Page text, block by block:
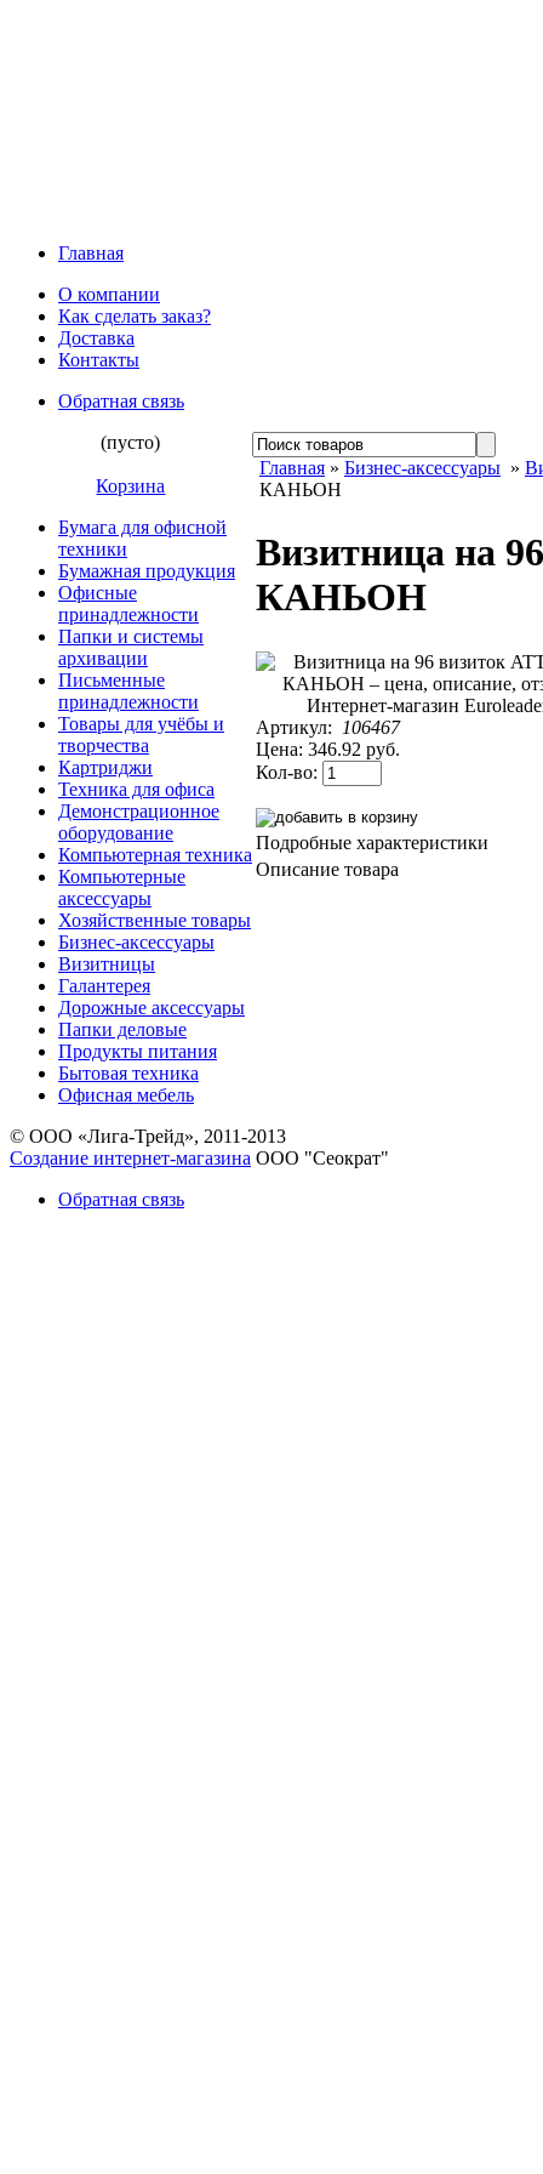
Главная
О компании
Как сделать заказ?
Доставка
Контакты
Обратная связь
(пусто)
Корзина
Бумага для офисной
техники
Бумажная продукция
Офисные
принадлежности
Папки и системы
архивации
Письменные
принадлежности
Товары для учёбы и
творчества
Картриджи
Техника для офиса
Демонстрационное
оборудование
Компьютерная техника
Компьютерные
аксессуары
Хозяйственные товары
Бизнес-аксессуары
Визитницы
Галантерея
Дорожные аксессуары
Папки деловые
Продукты питания
Бытовая техника
Офисная мебель
Главная » Бизнес-аксессуары »
КАНЬОН
Визитница на
КАНЬОН
Артикул:
106467
Цена: 346.92 руб.
Кол-во:
Подробные характеристики
Описание товара
© ООО «Лига-Трейд», 2011-2013
Создание интернет-магазина ООО "Сеократ"
Обратная связь